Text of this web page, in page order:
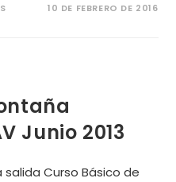
10 DE FEBRERO DE 2016
Junio 2013
Curso Básico de